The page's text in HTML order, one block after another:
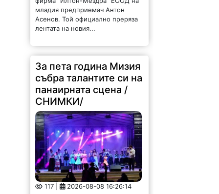
младия предприемач Антон
Асенов. Той официално преряза
лентата на новия...
За пета година Мизия
събра талантите си на
панаирната сцена /
СНИМКИ/
117 | 2026-08-08 16:26:14